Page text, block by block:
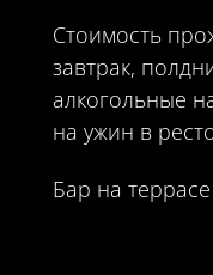
Стоимость
завтрак,
алкогольные
на ужин в
Бар на